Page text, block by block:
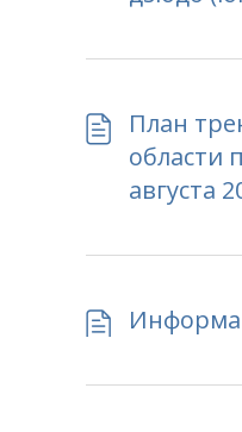
План
области
августа